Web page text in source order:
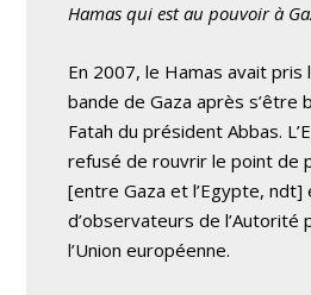
Hamas qui est au pouvoir à
En 2007, le Hamas avait pris
bande de Gaza après s’être
Fatah du président Abbas.
refusé de rouvrir le point de
[entre Gaza et l’Egypte, ndt]
d’observateurs de l’Autorité
l’Union européenne.